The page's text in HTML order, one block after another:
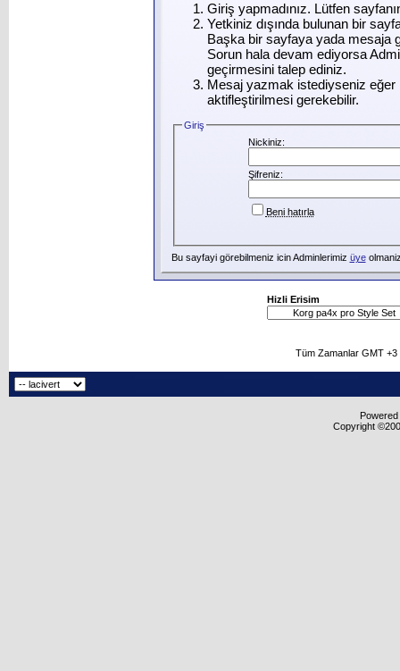
Giriş yapmadınız. Lütfen
Yetkiniz dışında bulunan bir
Başka bir sayfaya yada mesaja
Sorun hala devam ediyorsa
geçirmesini talep ediniz.
Mesaj yazmak istediyseniz eğer
aktifleştirilmesi gerekebilir.
Giriş
Nickiniz:
Şifreniz:
Beni hatırla
Bu sayfayi görebilmeniz icin Adminlerimiz üye
Hizli Erisim
Tüm Zamanlar GMT
Copyright